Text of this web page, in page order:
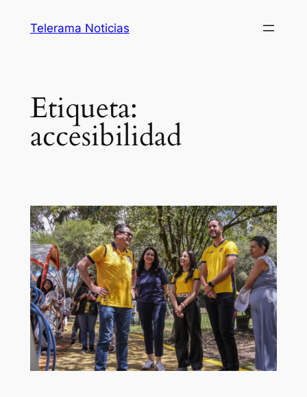
Telerama Noticias
Etiqueta:
accesibilidad